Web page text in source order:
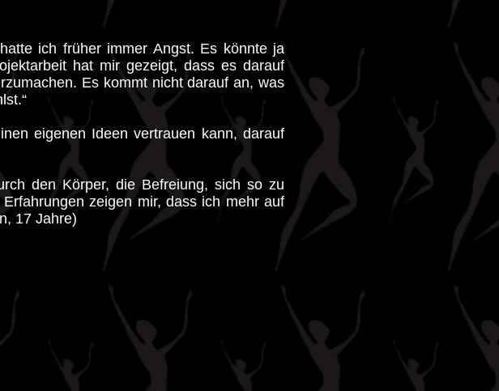
ich früher immer Angst. Es könnte ja
hat mir gezeigt, dass es darauf
Es kommt nicht darauf an, was
eigenen Ideen vertrauen kann, darauf
den Körper, die Befreiung, sich so zu
zeigen mir, dass ich mehr auf
17 Jahre)